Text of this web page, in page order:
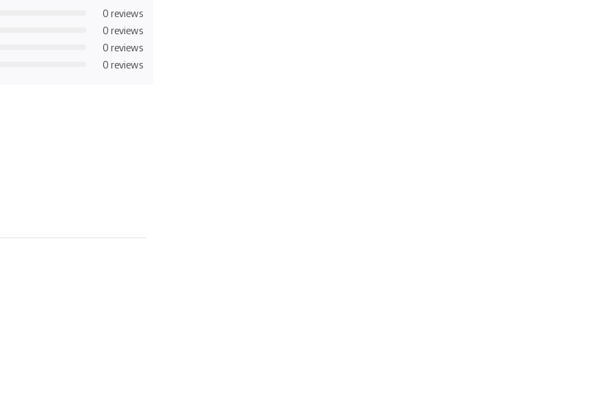
0 reviews
0 reviews
0 reviews
0 reviews
combinatie met de Soft